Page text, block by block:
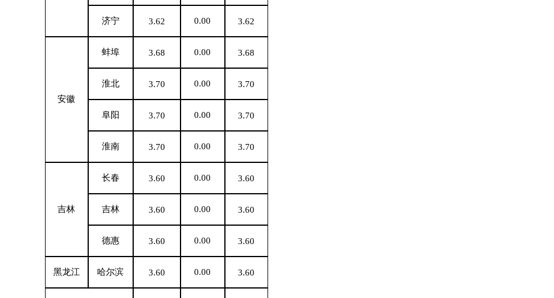
济宁 3.62 0.00 3.62
安徽
蚌埠 3.68 0.00 3.68
淮北 3.70 0.00 3.70
阜阳 3.70 0.00 3.70
淮南 3.70 0.00 3.70
吉林
长春 3.60 0.00 3.60
吉林 3.60 0.00 3.60
德惠 3.60 0.00 3.60
黑龙江 哈尔滨 3.60 0.00 3.60